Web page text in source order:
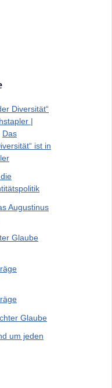
Diversität“
|
Das
ist in
Augustinus
Glaube
Glaube
um jeden